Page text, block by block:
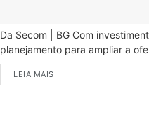
Da Secom | BG Com
planejamento para ampliar a
LEIA MAIS